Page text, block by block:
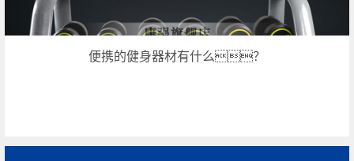
便携的健身器材有什么？